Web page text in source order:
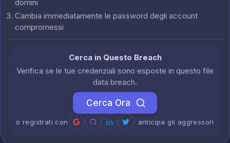
domini
Cambia immediatamente le password degli account
compromessi
Cerca in Questo Breach
Verifica se le tue credenziali sono esposte in questo file
data breach.
Cerca Ora
o registrati con · anticipa gli aggressori